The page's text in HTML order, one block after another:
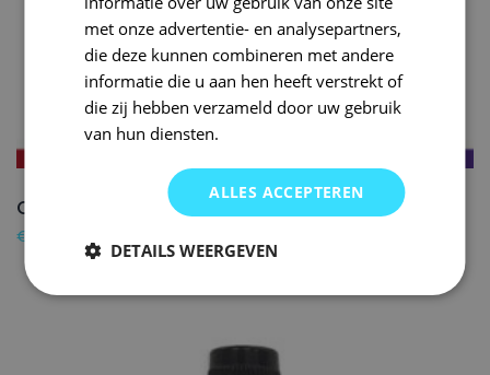
CITROEN Lakstift HVE GRIS QUARTZ – 20ml
€
met onze advertentie- en analysepartners,
die deze kunnen combineren met andere
informatie die u aan hen heeft verstrekt of
die zij hebben verzameld door uw gebruik
van hun diensten.
ALLES ACCEPTEREN
DETAILS WEERGEVEN